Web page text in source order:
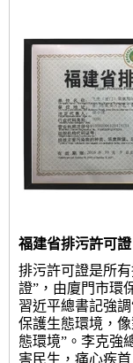
福建省排污許可證
排污許可證是所
證”，由廈門市環
習近平總書記強
保護生態環境，
態環境”。李克強
害民生，痛心疾首